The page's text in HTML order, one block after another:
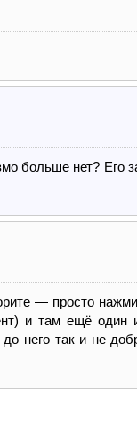
больше нет? Его
— просто
и там ещё один
него так и не